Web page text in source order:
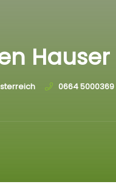
Hauser
0664 5000369